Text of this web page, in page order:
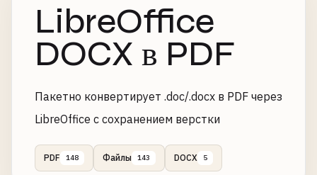
LibreOffice
DOCX в PDF
Пакетно конвертирует .doc/.docx в PDF через
LibreOffice с сохранением верстки
PDF 148 Файлы 143 DOCX 5